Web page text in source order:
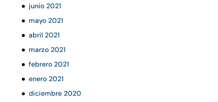
junio 2021
mayo 2021
abril 2021
marzo 2021
febrero 2021
enero 2021
diciembre 2020